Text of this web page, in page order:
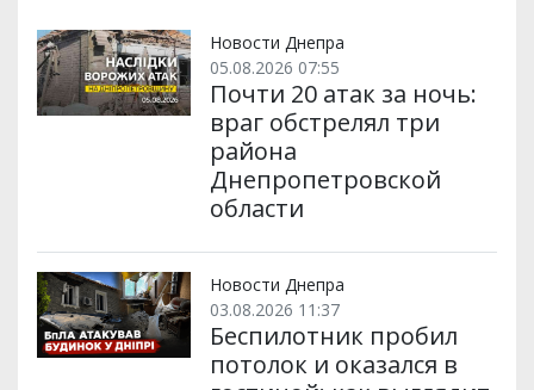
Новости Днепра
05.08.2026 07:55
Почти 20 атак за ночь:
враг обстрелял три
района
Днепропетровской
области
Новости Днепра
03.08.2026 11:37
Беспилотник пробил
потолок и оказался в